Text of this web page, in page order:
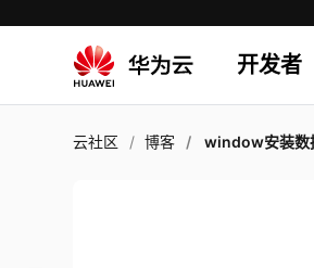
开发者
云社区 博客 window安装数